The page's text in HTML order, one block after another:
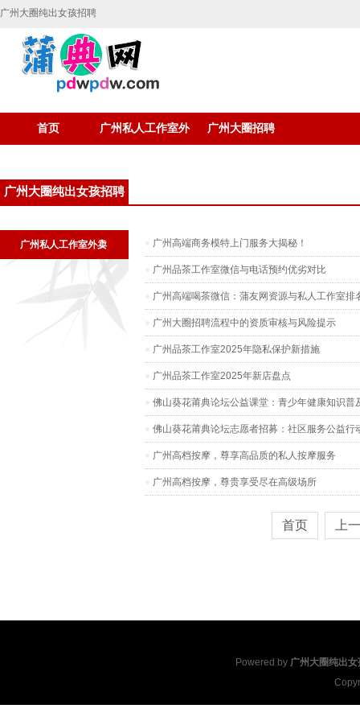
广州大圈纯出女孩招聘
首页 广州私人工作室外 广州大圈招聘
广州大圈纯出女孩招聘
广州私人工作室外卖 广州高端商务模特上门服务大揭秘！
广州品茶工作室微信与电话预约优劣对比
广州高端喝茶微信：蒲友网资源与私人工作室排
广州大圈招聘流程中的资质审核与风险提示
广州品茶工作室2025年隐私保护新措施
广州品茶工作室2025年新店盘点
佛山葵花莆典论坛公益课堂：青少年健康知识普
佛山葵花莆典论坛志愿者招募：社区服务公益行
广州高档按摩，尊享高品质的私人按摩服务
广州高档按摩，尊贵享受尽在高级场所
首页 上
Powered by 广州大圈纯出女